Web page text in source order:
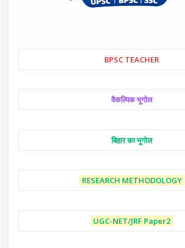
BPSC TEACHER
वैकल्पिक भूगोल
बिहार का भूगोल
RESEARCH METHODOLOGY
UGC-NET/JRF Paper2